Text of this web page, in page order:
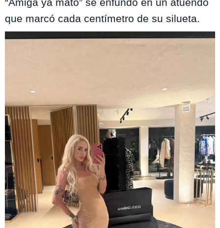
que marcó cada centímetro de su silueta.